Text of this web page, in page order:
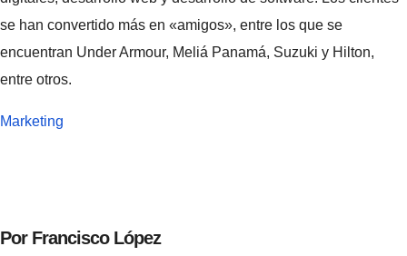
se han convertido más en «amigos», entre los que se
encuentran Under Armour, Meliá Panamá, Suzuki y Hilton,
entre otros.
Marketing
Por Francisco López